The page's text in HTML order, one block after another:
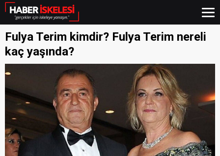
Fulya Terim kimdir? Fulya Terim nereli
kaç yaşında?